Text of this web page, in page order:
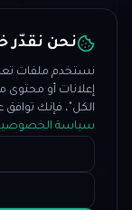
نحن
نستخدم ملفات
إعلانات أو محتوى
الكل"، فإنك توافق
سياسة
© 2026 PropFundHub. جميع الحقوق محفوظة.
تحذير المخاطر: التداول